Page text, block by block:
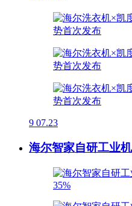
9 07.23
海尔智家自研工业